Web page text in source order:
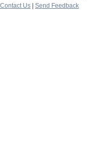
Contact Us
Send Feedback